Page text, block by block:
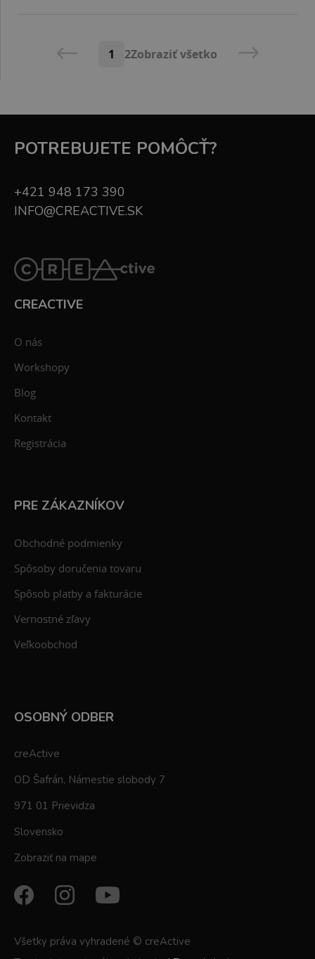
1 2Zobraziť všetko
POTREBUJETE POMÔCŤ?
+421 948 173 390
INFO@CREACTIVE.SK
CREACTIVE
O nás
Workshopy
Blog
Kontakt
Registrácia
PRE ZÁKAZNÍKOV
Obchodné podmienky
Spôsoby doručenia tovaru
Spôsob platby a fakturácie
Vernostné zľavy
Veľkoobchod
OSOBNÝ ODBER
creActive
OD Šafrán, Námestie slobody 7
971 01 Prievidza
Slovensko
Zobraziť na mape
Všetky práva vyhradené © creActive